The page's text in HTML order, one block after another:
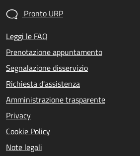
Pronto URP
Leggi le FAQ
Prenotazione appuntamento
Segnalazione disservizio
Richiesta d'assistenza
Amministrazione trasparente
Privacy
Cookie Policy
Note legali